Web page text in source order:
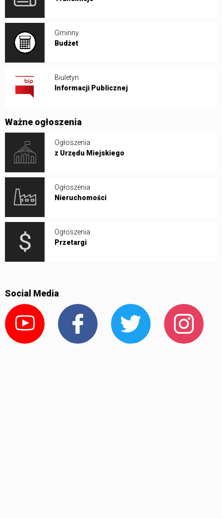
Gminny
Budżet
Biuletyn
Informacji Publicznej
Ważne ogłoszenia
Ogłoszenia
z Urzędu Miejskiego
Ogłoszenia
Nieruchomości
Ogłoszenia
Przetargi
Social Media